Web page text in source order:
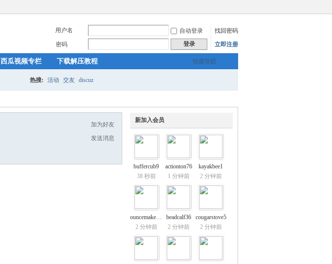
用户名 自动登录
找回密码
密码
登录 立即注册
快捷导航
西瓜视频专栏 下载解压教程
热搜: 活动 交友 discuz
新加入会员
buffercub9
38 秒前
actionton76
1 分钟前
kayakbee1
2 分钟前
ouncemakeup54
2 分钟前
beadcalf36
2 分钟前
cougarstove5
2 分钟前
加为好友
发送消息